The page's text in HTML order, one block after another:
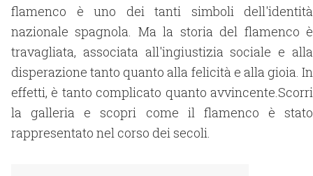
flamenco è uno dei tanti simboli dell'identità
nazionale spagnola. Ma la storia del flamenco è
travagliata, associata all'ingiustizia sociale e alla
disperazione tanto quanto alla felicità e alla gioia. In
effetti, è tanto complicato quanto avvincente.Scorri
la galleria e scopri come il flamenco è stato
rappresentato nel corso dei secoli.